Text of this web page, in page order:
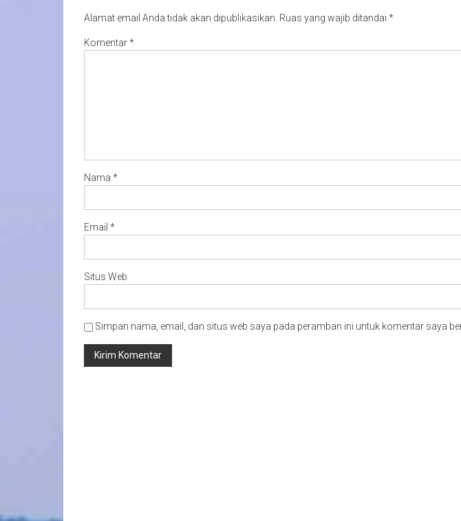
Alamat email Anda tidak akan dipublikasikan. Ruas yang wajib ditandai *
Komentar*
Nama *
Email *
Situs Web
Simpan nama, email, dan situs web saya pada peramban ini untuk komentar saya